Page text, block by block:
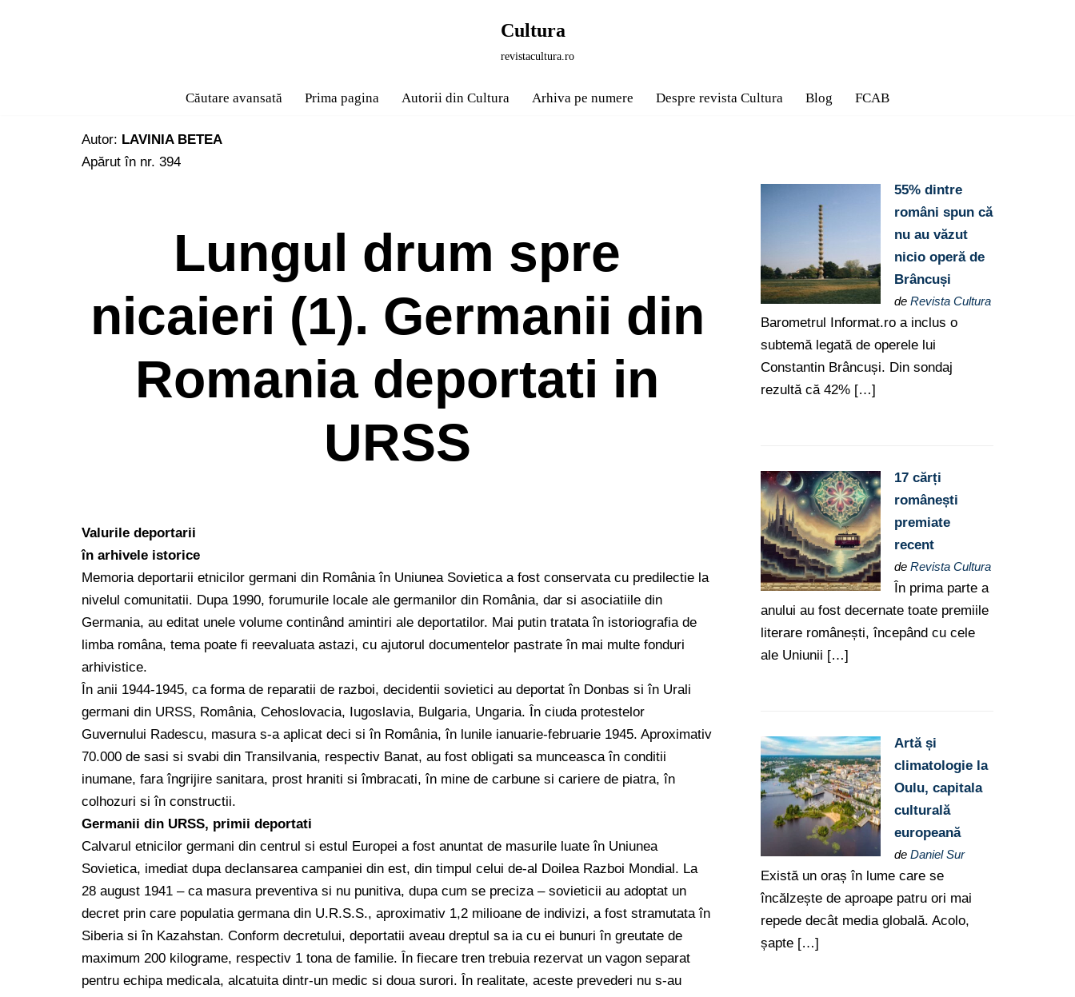
Cultura
revistacultura.ro
Căutare avansată Prima pagina Autorii din Cultura Arhiva pe numere Despre revista Cultura Blog FCAB
Autor: LAVINIA BETEA
Apărut în nr. 394
Lungul drum spre
nicaieri (1). Germanii din
Romania deportati in
URSS
Valurile deportarii
în arhivele istorice
Memoria deportarii etnicilor germani din România în Uniunea Sovietica a fost conservata cu predilectie la
nivelul comunitatii. Dupa 1990, forumurile locale ale germanilor din România, dar si asociatiile din
Germania, au editat unele volume continând amintiri ale deportatilor. Mai putin tratata în istoriografia de
limba româna, tema poate fi reevaluata astazi, cu ajutorul documentelor pastrate în mai multe fonduri
arhivistice.
În anii 1944-1945, ca forma de reparatii de razboi, decidentii sovietici au deportat în Donbas si în Urali
germani din URSS, România, Cehoslovacia, Iugoslavia, Bulgaria, Ungaria. În ciuda protestelor
Guvernului Radescu, masura s-a aplicat deci si în România, în lunile ianuarie-februarie 1945. Aproximativ
70.000 de sasi si svabi din Transilvania, respectiv Banat, au fost obligati sa munceasca în conditii
inumane, fara îngrijire sanitara, prost hraniti si îmbracati, în mine de carbune si cariere de piatra, în
colhozuri si în constructii.
Germanii din URSS, primii deportati
Calvarul etnicilor germani din centrul si estul Europei a fost anuntat de masurile luate în Uniunea
Sovietica, imediat dupa declansarea campaniei din est, din timpul celui de-al Doilea Razboi Mondial. La
28 august 1941 – ca masura preventiva si nu punitiva, dupa cum se preciza – sovieticii au adoptat un
decret prin care populatia germana din U.R.S.S., aproximativ 1,2 milioane de indivizi, a fost stramutata în
Siberia si în Kazahstan. Conform decretului, deportatii aveau dreptul sa ia cu ei bunuri în greutate de
maximum 200 kilograme, respectiv 1 tona de familie. În fiecare tren trebuia rezervat un vagon separat
pentru echipa medicala, alcatuita dintr-un medic si doua surori. În realitate, aceste prevederi nu s-au
55% dintre
români spun că
nu au văzut
nicio operă de
Brâncuși
de Revista Cultura
Barometrul Informat.ro a inclus o
subtemă legată de operele lui
Constantin Brâncuși. Din sondaj
rezultă că 42% […]
17 cărți
românești
premiate
recent
de Revista Cultura
În prima parte a
anului au fost decernate toate premiile
literare românești, începând cu cele
ale Uniunii […]
Artă și
climatologie la
Oulu, capitala
culturală
europeană
de Daniel Sur
Există un oraș în lume care se
încălzește de aproape patru ori mai
repede decât media globală. Acolo,
șapte […]